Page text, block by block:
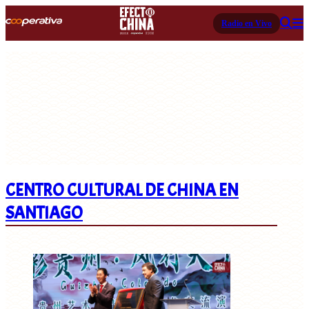
Radio en Vivo
CENTRO CULTURAL DE CHINA EN
SANTIAGO